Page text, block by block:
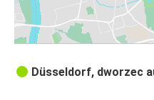
Düsseldorf, dworzec